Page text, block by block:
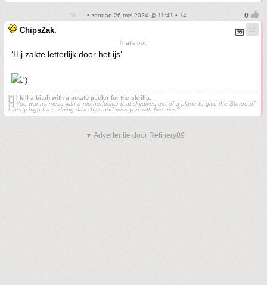
• zondag 26 mei 2024 @ 11:41 • 14
ChipsZak.
That's hot.
‘Hij zakte letterlijk door het ijs’
[*] I kill a bitch with a potato peeler for the skrilla.
[*] You wanna mess with a motherfucker that skydives out of a plane to give the Statue of
Liberty high fives, doing drive-by’s and miss you with five tries?
▼ Advertentie door Refinery89